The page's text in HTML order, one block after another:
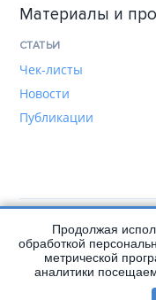
Материалы и
СТАТЬИ
Чек-листы
Новости
Публикации
Написать нам
Продолжая
обработкой
метрической
аналитики